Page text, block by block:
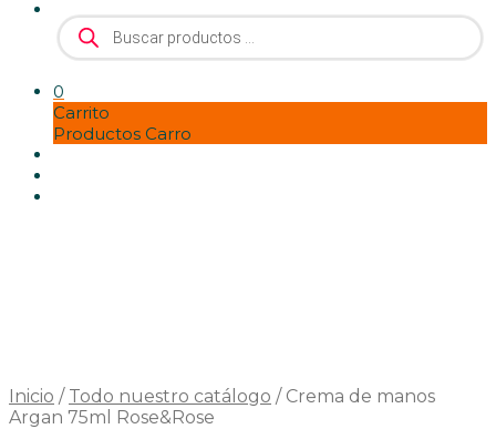
Búsqueda
de
productos
0
Carrito
Productos Carro
Inicio / Todo nuestro catálogo /Crema de manos
Argan 75ml Rose&Rose